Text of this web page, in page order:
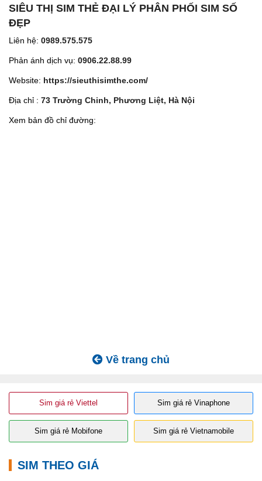
SIÊU THỊ SIM THẺ ĐẠI LÝ PHÂN PHỐI SIM SỐ
ĐẸP
Liên hệ: 0989.575.575
Phản ánh dịch vụ: 0906.22.88.99
Website: https://sieuthisimthe.com/
Địa chỉ : 73 Trường Chinh, Phương Liệt, Hà Nội
Xem bản đồ chỉ đường:
Về trang chủ
Sim giá rẻ Viettel Sim giá rẻ Vinaphone
Sim giá rẻ Mobifone Sim giá rẻ Vietnamobile
SIM THEO GIÁ